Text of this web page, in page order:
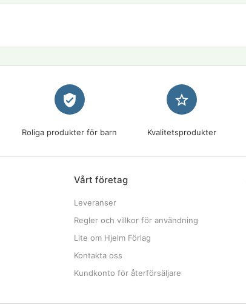
verified_user
Roliga produkter för barn
star_border
Kvalitetsprodukter
Vårt företag
Leveranser
Regler och villkor för användning
Lite om Hjelm Förlag
Kontakta oss
Kundkonto för återförsäljare